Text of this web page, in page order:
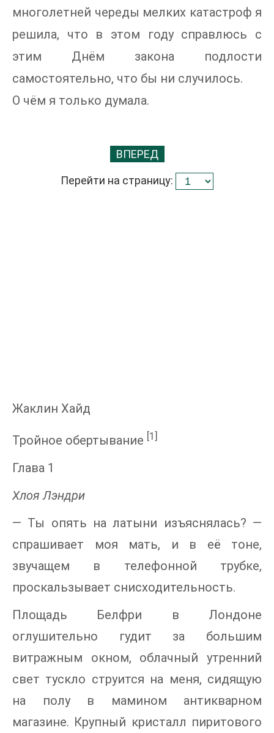
многолетней череды мелких катастроф я
решила, что в этом году справлюсь с
этим Днём закона подлости
самостоятельно, что бы ни случилось.
О чём я только думала.
ВПЕРЕД
Перейти на страницу:
Жаклин Хайд
Тройное обертывание [1]
Глава 1
Хлоя Лэндри
— Ты опять на латыни изъяснялась? —
спрашивает моя мать, и в её тоне,
звучащем в телефонной трубке,
проскальзывает снисходительность.
Площадь Белфри в Лондоне
оглушительно гудит за большим
витражным окном, облачный утренний
свет тускло струится на меня, сидящую
на полу в мамином антикварном
магазине. Крупный кристалл пиритового